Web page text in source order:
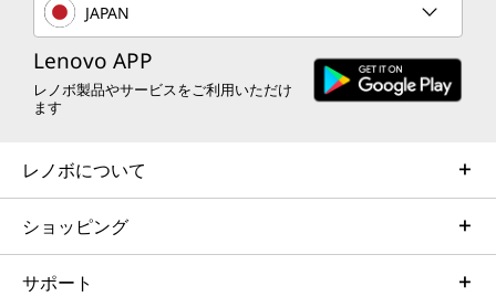
JAPAN
Lenovo APP
レノボ製品やサービスをご利用いただけ
ます
レノボについて
ショッピング
サポート